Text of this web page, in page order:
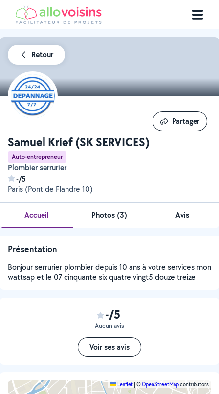
Retour
Samuel Krief (SK SERVICES)
Auto-entrepreneur
Plombier serrurier
-/5
Paris (Pont de Flandre 10)
Partager
Partager
Accueil Photos (3) Avis
Présentation
Bonjour serrurier plombier depuis 10 ans à votre services mon
wattsap et le 07 cinquante six quatre vingt5 douze treize
-/5
Aucun avis
Voir ses avis
Leaflet ©OpenStreetMapcontributors